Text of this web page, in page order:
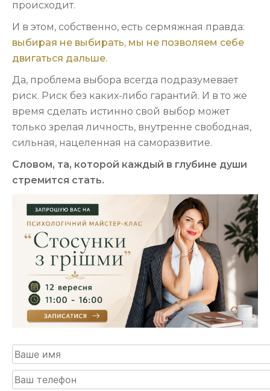
происходит.
И в этом, собственно, есть сермяжная правда:
выбирая не выбирать, мы не позволяем себе
двигаться дальше.
Да, проблема выбора всегда подразумевает
риск. Риск без каких-либо гарантий. И в то же
время сделать истинно свой выбор может
только зрелая личность, внутренне свободная,
сильная, нацеленная на саморазвитие.
Словом, та, которой каждый в глубине души
стремится стать.